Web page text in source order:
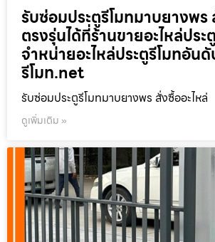
รับซ่อมประตูรีโมทมาบยางพร
ตรงรุ่นได้ที่ร้านขายอะไหล่ประ
จำหน่ายอะไหล่ประตูรีโมทอัน
รีโมท.net
รับซ่อมประตูรีโมทมาบยางพร สั่งซื้ออะไหล่
ดูเพิ่มเติม »